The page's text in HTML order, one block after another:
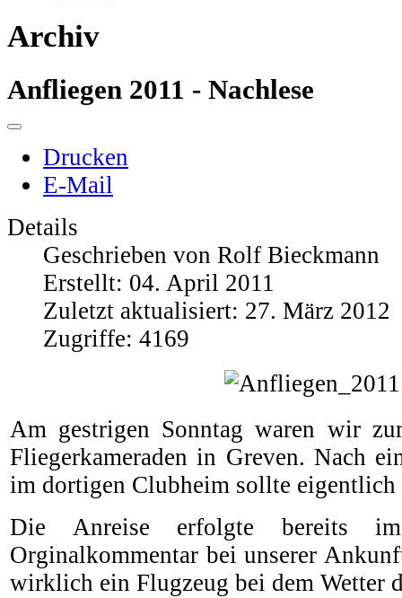
Archiv
Anfliegen 2011 - Nachlese
Drucken
E-Mail
Details
Geschrieben von Rolf Bieckmann
Erstellt: 04. April 2011
Zuletzt aktualisiert: 27. März 2012
Zugriffe: 4169
Am gestrigen Sonntag waren wir
Fliegerkameraden in Greven. Nach
im dortigen Clubheim sollte eigentlich
Die Anreise erfolgte bereits
Orginalkommentar bei unserer
wirklich ein Flugzeug bei dem Wetter